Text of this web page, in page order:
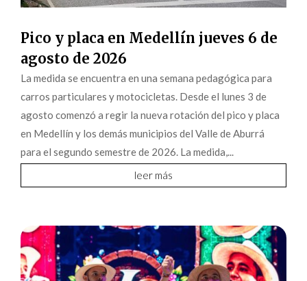
Pico y placa en Medellín jueves 6 de
agosto de 2026
La medida se encuentra en una semana pedagógica para
carros particulares y motocicletas. Desde el lunes 3 de
agosto comenzó a regir la nueva rotación del pico y placa
en Medellín y los demás municipios del Valle de Aburrá
para el segundo semestre de 2026. La medida,...
leer más